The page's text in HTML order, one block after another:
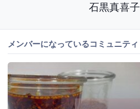
石黒真喜子
メンバーになっているコミュニティ